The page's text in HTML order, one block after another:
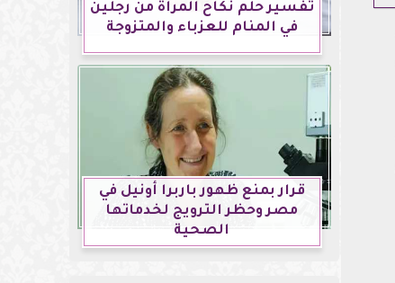
تفسير حلم نكاح المرأة من رجلين
في المنام للعزباء والمتزوجة
قرار بمنع ظهور باربرا أونيل في
مصر وحظر الترويج لخدماتها
الصحية